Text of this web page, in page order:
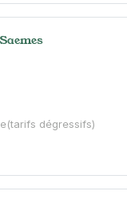
(tarifs dégressifs)